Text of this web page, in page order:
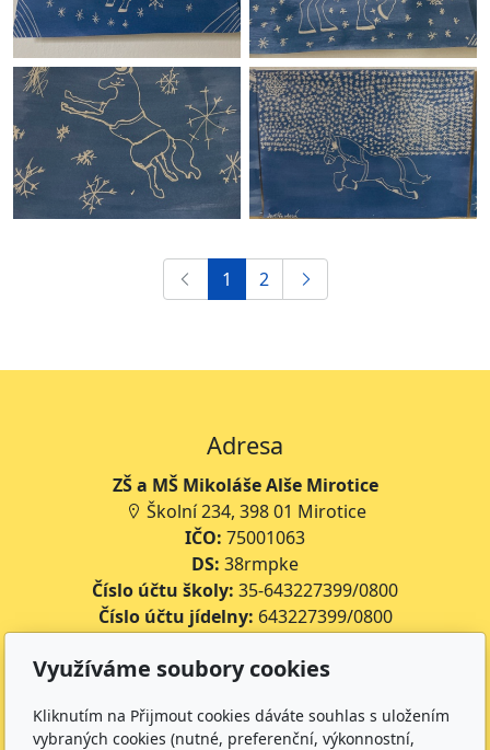
1 2
Adresa
ZŠ a MŠ Mikoláše Alše Mirotice
Školní 234, 398 01 Mirotice
IČO: 75001063
DS: 38rmpke
Číslo účtu školy: 35-643227399/0800
Číslo účtu jídelny: 643227399/0800
Kontakt
+420 734 316 620 - Ředitel školy
+420 733 539 322 - Zástupce ředitele pro předškolní
Využíváme soubory cookies
Kliknutím na Přijmout cookies dáváte souhlas s uložením
vybraných cookies (nutné, preferenční, výkonnostní,